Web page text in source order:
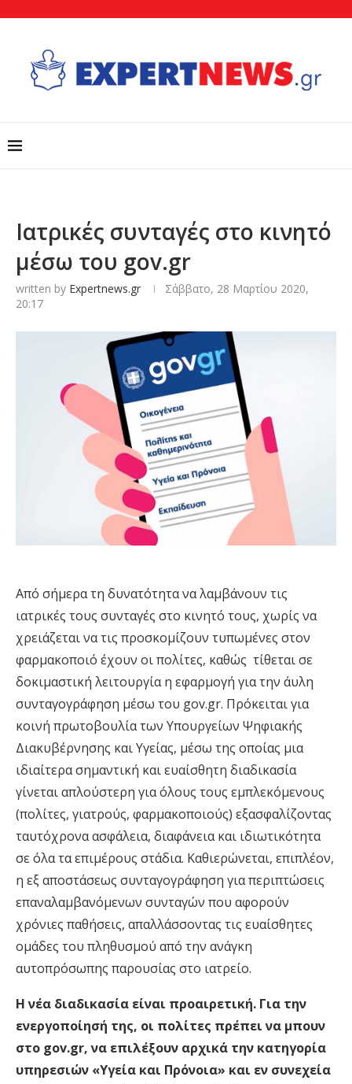
Ιατρικές συνταγές στο κινητό
μέσω του gov.gr
written by Expertnews.gr
Σάββατο, 28 Μαρτίου 2020,
20:17
Από σήμερα τη δυνατότητα να λαμβάνουν τις
ιατρικές τους συνταγές στο κινητό τους, χωρίς να
χρειάζεται να τις προσκομίζουν τυπωμένες στον
φαρμακοποιό έχουν οι πολίτες, καθώς τίθεται σε
δοκιμαστική λειτουργία η εφαρμογή για την άυλη
συνταγογράφηση μέσω του gov.gr. Πρόκειται για
κοινή πρωτοβουλία των Υπουργείων Ψηφιακής
Διακυβέρνησης και Υγείας, μέσω της οποίας μια
ιδιαίτερα σημαντική και ευαίσθητη διαδικασία
γίνεται απλούστερη για όλους τους εμπλεκόμενους
(πολίτες, γιατρούς, φαρμακοποιούς) εξασφαλίζοντας
ταυτόχρονα ασφάλεια, διαφάνεια και ιδιωτικότητα
σε όλα τα επιμέρους στάδια. Καθιερώνεται, επιπλέον,
η εξ αποστάσεως συνταγογράφηση για περιπτώσεις
επαναλαμβανόμενων συνταγών που αφορούν
χρόνιες παθήσεις, απαλλάσσοντας τις ευαίσθητες
ομάδες του πληθυσμού από την ανάγκη
αυτοπρόσωπης παρουσίας στο ιατρείο.
Η νέα διαδικασία είναι προαιρετική. Για την
ενεργοποίησή της, οι πολίτες πρέπει να μπουν
στο gov.gr, να επιλέξουν αρχικά την κατηγορία
υπηρεσιών «Υγεία και Πρόνοια» και εν συνεχεία